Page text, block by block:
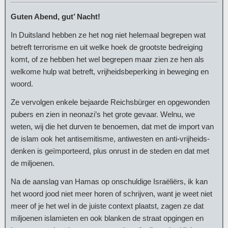
Guten Abend, gut’ Nacht!
In Duitsland hebben ze het nog niet helemaal begrepen wat
betreft terrorisme en uit welke hoek de grootste bedreiging
komt, of ze hebben het wel begrepen maar zien ze hen als
welkome hulp wat betreft, vrijheidsbeperking in beweging en
woord.
Ze vervolgen enkele bejaarde Reichsbürger en opgewonden
pubers en zien in neonazi’s het grote gevaar. Welnu, we
weten, wij die het durven te benoemen, dat met de import van
de islam ook het antisemitisme, antiwesten en anti-vrijheids-
denken is geïmporteerd, plus onrust in de steden en dat met
de miljoenen.
Na de aanslag van Hamas op onschuldige Israëliërs, ik kan
het woord jood niet meer horen of schrijven, want je weet niet
meer of je het wel in de juiste context plaatst, zagen ze dat
miljoenen islamieten en ook blanken de straat opgingen en